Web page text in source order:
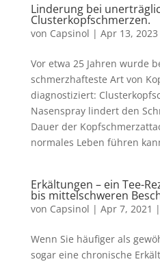
Linderung bei
Clusterkopfschmerzen.
von Capsinol | Apr 13, 2023
Vor etwa 25 Jahren wurde
schmerzhafteste Art von
diagnostiziert:
Nasenspray lindert den
Dauer der
normales Leben führen
Erkältungen – ein Tee-
bis mittelschweren
von Capsinol | Apr 7, 2021 |
Wenn Sie häufiger als
sogar eine chronische